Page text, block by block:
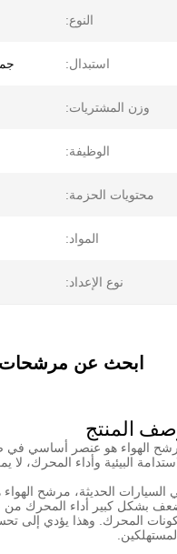
النوع:
استبدال:
وزن المشتريات:
الوظيفة:
محتويات الحزمة:
المواد:
نوع الإعداد:
ابحث عن مرشحات
المنتج
الهواء هو عنصر أساسي في
البيئية وأداء المحرك،
السيارات الحديثة، مرشح
بشكل كبير أداء المحرك من
المحرك. وهذا يؤدي إلى